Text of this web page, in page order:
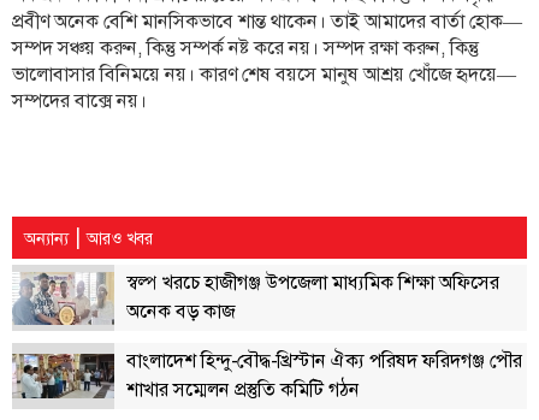
প্রবীণ অনেক বেশি মানসিকভাবে শান্ত থাকেন। তাই আমাদের বার্তা হোক—
সম্পদ সঞ্চয় করুন, কিন্তু সম্পর্ক নষ্ট করে নয়। সম্পদ রক্ষা করুন, কিন্তু
ভালোবাসার বিনিময়ে নয়। কারণ শেষ বয়সে মানুষ আশ্রয় খোঁজে হৃদয়ে—
সম্পদের বাক্সে নয়।
অন্যান্য | আরও খবর
স্বল্প খরচে হাজীগঞ্জ উপজেলা মাধ্যমিক শিক্ষা অফিসের
অনেক বড় কাজ
বাংলাদেশ হিন্দু-বৌদ্ধ-খ্রিস্টান ঐক্য পরিষদ ফরিদগঞ্জ পৌর
শাখার সম্মেলন প্রস্তুতি কমিটি গঠন